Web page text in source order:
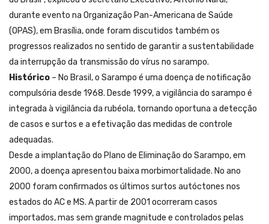
durante evento na Organização Pan-Americana de Saúde
(OPAS), em Brasília, onde foram discutidos também os
progressos realizados no sentido de garantir a sustentabilidade
da interrupção da transmissão do vírus no sarampo.
Histórico – No Brasil, o Sarampo é uma doença de notificação
compulsória desde 1968. Desde 1999, a vigilância do sarampo é
integrada à vigilância da rubéola, tornando oportuna a detecção
de casos e surtos e a efetivação das medidas de controle
adequadas.
Desde a implantação do Plano de Eliminação do Sarampo, em
2000, a doença apresentou baixa morbimortalidade. No ano
2000 foram confirmados os últimos surtos autóctones nos
estados do AC e MS. A partir de 2001 ocorreram casos
importados, mas sem grande magnitude e controlados pelas